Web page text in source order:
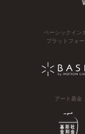
ベーシックイン
プラットフォ
アート基金